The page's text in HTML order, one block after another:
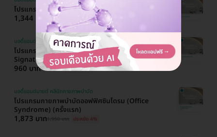
โปรแกรมนวดอโรม่า (Aroma Massage) 60 นาที
1,344 บาท 1,400 บาท ประหยัด 4%
โปรแกรมนวด คอ บ่า ไหล่ ศีรษะ (Body & Mind
Signature Relief) 60 นาที
บอดี้แอนด์มายด์ คลินิกกายภาพบำบัด
960 บาท1,000 บาท ประหยัด 4%
โปรแกรมกายภาพบำบัดออฟฟิศซินโดรม (Office
Syndrome) (ครั้งแรก)
บอดี้แอนด์มายด์ คลินิกกายภาพบำบัด
1,873 บาท1,950 บาท ประหยัด 4%